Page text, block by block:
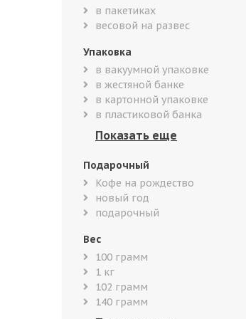
в пакетиках
весовой на развес
Упаковка
в вакуумной упаковке
в жестяной банке
в картонной упаковке
в пластиковой банка
Подарочный
Кофе на рождество
новый год
подарочный
Вес
100 грамм
1 кг
102 грамм
140 грамм